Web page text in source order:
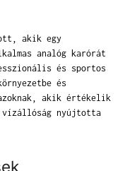
akik egy
analóg karórát
és sportos
és
akik értékelik
vízállóság nyújtotta